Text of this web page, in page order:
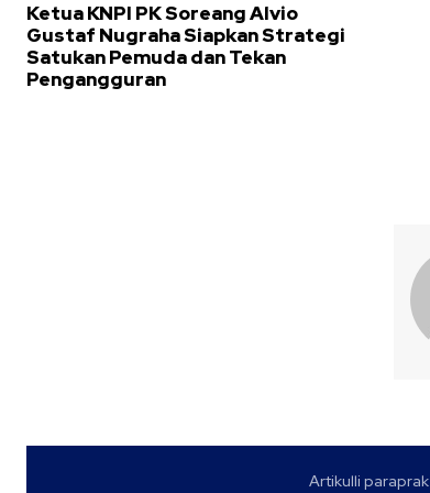
Ketua KNPI PK Soreang Alvio
Gustaf Nugraha Siapkan Strategi
Satukan Pemuda dan Tekan
Pengangguran
Artikulli paraprak